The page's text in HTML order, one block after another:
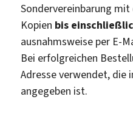
Sondervereinbarung
Kopien bis
ausnahmsweise per E-
Bei erfolgreichen
Adresse verwendet, die
angegeben ist.